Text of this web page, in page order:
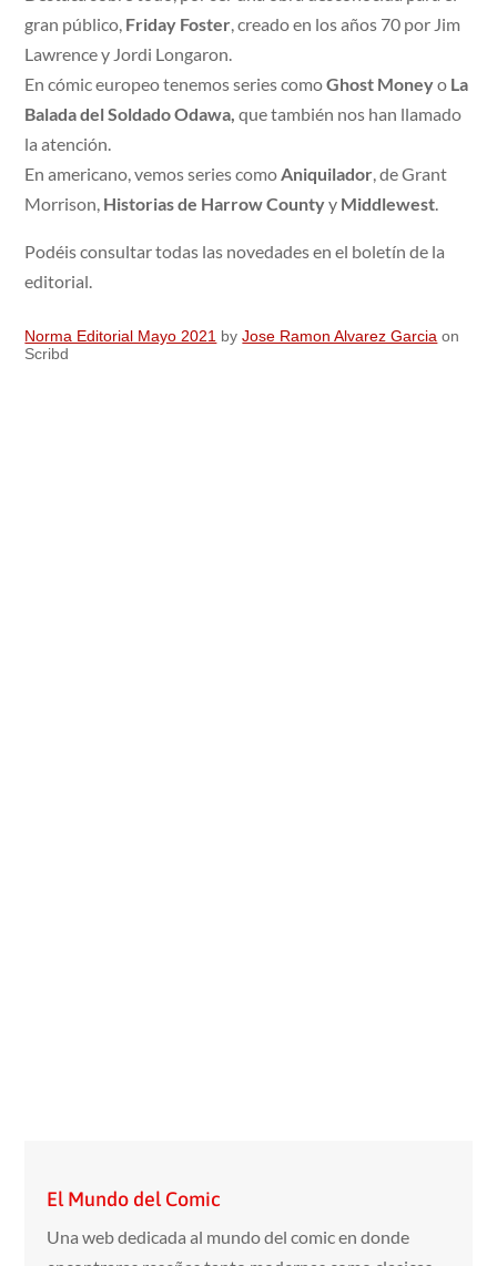
gran público, Friday Foster, creado en los años 70 por Jim
Lawrence y Jordi Longaron.
En cómic europeo tenemos series comoGhost Moneyo La
Balada del Soldado Odawa, que también nos han llamado
la atención.
En americano, vemos series comoAniquilador, de Grant
Morrison, Historias de Harrow Countyy Middlewest.
Podéis consultar todas las novedades en el boletín de la
editorial.
Norma Editorial Mayo 2021 byJose Ramon Alvarez Garcia on
Scribd
El Mundo del Comic
Una web dedicada al mundo del comic en donde